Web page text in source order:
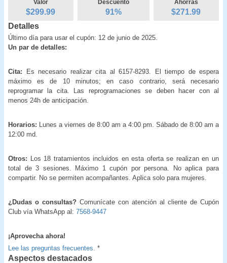
Valor
$299.99
Descuento
91%
Ahorras
$271.99
Detalles
Último día para usar el cupón: 12 de junio de 2025.
Un par de detalles:
Cita:
Es necesario realizar cita al 6157-8293. El tiempo de espera
máximo es de 10 minutos; en caso contrario, será necesario
reprogramar la cita. Las reprogramaciones se deben hacer con al
menos 24h de anticipación.
Horarios: Lunes a viernes de 8:00 am a 4:00 pm. Sábado de 8:00 am a
12:00 md.
Otros:
Los 18 tratamientos incluidos en esta oferta se realizan en un
total de 3 sesiones. Máximo 1 cupón por persona. No aplica para
compartir. No se permiten acompañantes. Aplica solo para mujeres.
¿Dudas o consultas? Comunícate con atención al cliente de Cupón
Club vía WhatsApp al: 7568-9447
¡Aprovecha ahora!
Lee las preguntas frecuentes. *
Aspectos destacados